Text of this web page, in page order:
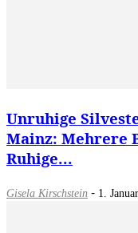
Unruhige
Mainz: Mehrere
Ruhige...
Gisela Kirschstein - 1.